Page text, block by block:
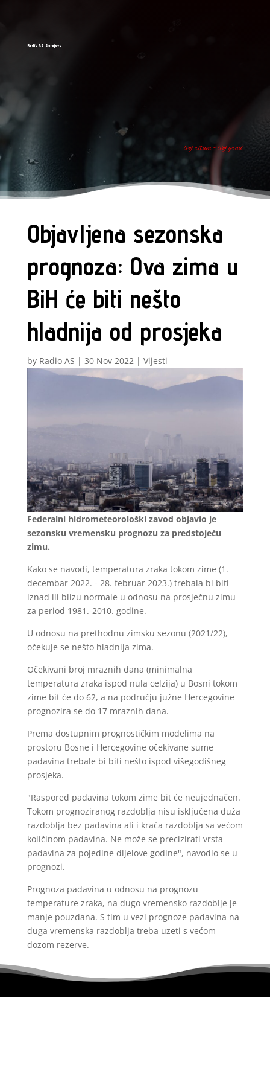
Radio AS Sarajevo
tvoj ritam - tvoj grad
Objavljena sezonska
prognoza: Ova zima u
BiH će biti nešto
hladnija od prosjeka
by Radio AS | 30 Nov 2022| Vijesti
Federalni hidrometeorološki zavod objavio je
sezonsku vremensku prognozu za predstojeću
zimu.
Kako se navodi, temperatura zraka tokom zime (1.
decembar 2022. - 28. februar 2023.) trebala bi biti
iznad ili blizu normale u odnosu na prosječnu zimu
za period 1981.-2010. godine.
U odnosu na prethodnu zimsku sezonu (2021/22),
očekuje se nešto hladnija zima.
Očekivani broj mraznih dana (minimalna
temperatura zraka ispod nula celzija) u Bosni tokom
zime bit će do 62, a na području južne Hercegovine
prognozira se do 17 mraznih dana.
Prema dostupnim prognostičkim modelima na
prostoru Bosne i Hercegovine očekivane sume
padavina trebale bi biti nešto ispod višegodišneg
prosjeka.
"Raspored padavina tokom zime bit će neujednačen.
Tokom prognoziranog razdoblja nisu isključena duža
razdoblja bez padavina ali i kraća razdoblja sa većom
količinom padavina. Ne može se precizirati vrsta
padavina za pojedine dijelove godine", navodio se u
prognozi.
Prognoza padavina u odnosu na prognozu
temperature zraka, na dugo vremensko razdoblje je
manje pouzdana. S tim u vezi prognoze padavina na
duga vremenska razdoblja treba uzeti s većom
dozom rezerve.